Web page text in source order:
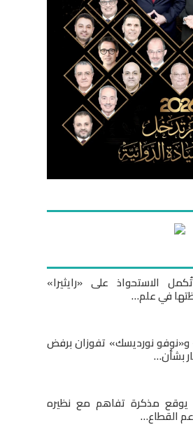
الاستحواذ على «رايثيرا»
في علم…
و«نوفو نورديسك» تفوزان برفض
بشأن…
يوقع مذكرة تفاهم مع نظيره
القطاع…